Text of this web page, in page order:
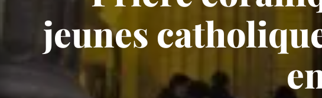
jeunes